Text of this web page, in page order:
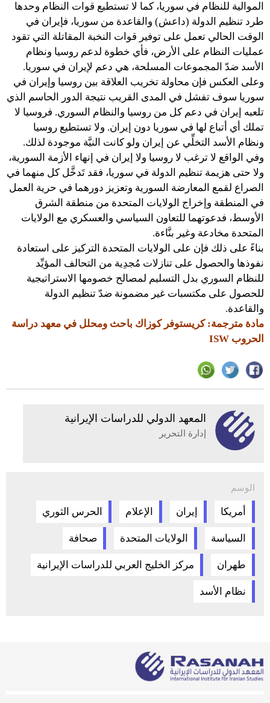
الموالية للنظام في سوريا، كما لا تستطيع قوات النظام وحدها
طرد تنظيم الدولة (داعش) والقاعدة من سوريا، فإيران في
الوقت الحالي تعمل على توفير قوات النخبة المقاتلة التي تقود
عمليات النظام على الأرض، فأي خطوة لدعم روسيا ونظام
الأسد ضدّ المجموعات المسلحة، هي دعم لإيران في سوريا.
وعلى العكس فإن محاولة تخريب العلاقة بين روسيا وإيران في
سوريا سوف تفشل في المدى القريب نتيجة الدور الحاسم الذي
تلعبه إيران في دعم كل من روسيا والنظام السوري. فروسيا لا
تملك أي أتباع لها في سوريا دون إيران. ولا تستطيع روسيا
ونظام الأسد التخلِّي عن إيران ولو كانت النيَّة موجودة لذلك.
وفي الواقع لا ترغب لا روسيا ولا إيران في إنهاء الأزمة السورية،
ولا حتى هزيمة تنظيم الدولة في سوريا، فقد تَدخَّل كل منهما في
الصراع لقمع المعارضة السورية وتعزيز دورهما في حرية العمل
في المنطقة وإخراج الولايات المتحدة من منطقة الشرق
الأوسط، فدعوتهما للتعاون السياسي والعسكري مع الولايات
المتحدة مخادعة وغير بنَّاءة.
بناءً على ذلك فإن على الولايات المتحدة التركيز على استعادة
نفوذها والحصول على تنازلات مُجدِية من التحالف المؤيِّد
للنظام السوري بدل التسليم لمصالح خصومها الاستراتيجية
للحصول على مكتسبات غير مضمونة ضدّ تنظيم الدولة
والقاعدة.
مادة مترجمة: كريستوفر كوزاك باحث ومحلل في معهد دراسة
الحروب ISW
المعهد الدولي للدراسات الإيرانية
إدارة التحرير
الوسم
أمريكا إيران الإعلام الحرس الثوري
السياسة الولايات المتحدة صحافة
طهران مركز الخليج العربي للدراسات الإيرانية
نظام الأسد